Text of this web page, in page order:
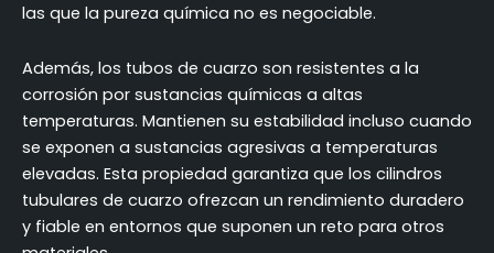
las que la pureza química no es negociable.
Además, los tubos de cuarzo son resistentes a la
corrosión por sustancias químicas a altas
temperaturas. Mantienen su estabilidad incluso cuando
se exponen a sustancias agresivas a temperaturas
elevadas. Esta propiedad garantiza que los cilindros
tubulares de cuarzo ofrezcan un rendimiento duradero
y fiable en entornos que suponen un reto para otros